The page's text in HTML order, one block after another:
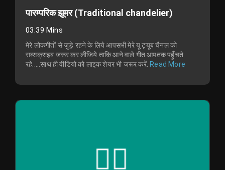
पारम्परिक झूमर (Traditional chandelier)
03:39 Mins
मेरे लोकगीतों से जुड़े रहने के लिये आपसभी मेरे यू ट्यूब चैनल को
सब्सक्राइब जरूर कर लीजिये ताकि आने वाले गीत आपतक पहुँचते
रहे.....साथ ही वीडियो को लाइक शेयर भी जरूर करें. Read More